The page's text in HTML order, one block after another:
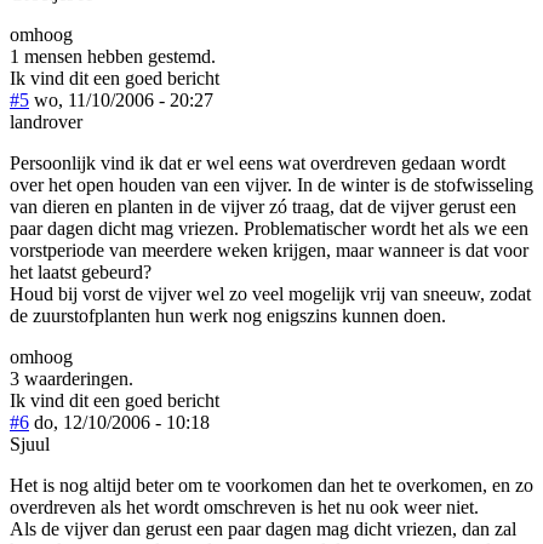
omhoog
1 mensen hebben gestemd.
Ik vind dit een goed bericht
#5 wo, 11/10/2006 - 20:27
landrover
Persoonlijk vind ik dat er wel eens wat overdreven gedaan wordt
over het open houden van een vijver. In de winter is de stofwisseling
van dieren en planten in de vijver zó traag, dat de vijver gerust een
paar dagen dicht mag vriezen. Problematischer wordt het als we een
vorstperiode van meerdere weken krijgen, maar wanneer is dat voor
het laatst gebeurd?
Houd bij vorst de vijver wel zo veel mogelijk vrij van sneeuw, zodat
de zuurstofplanten hun werk nog enigszins kunnen doen.
omhoog
3 waarderingen.
Ik vind dit een goed bericht
#6 do, 12/10/2006 - 10:18
Sjuul
Het is nog altijd beter om te voorkomen dan het te overkomen, en zo
overdreven als het wordt omschreven is het nu ook weer niet.
Als de vijver dan gerust een paar dagen mag dicht vriezen, dan zal